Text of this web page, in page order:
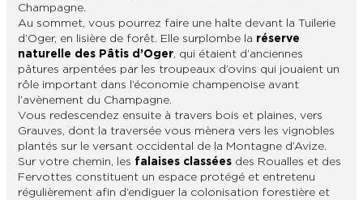
Champagne.
Au sommet, vous pourrez faire une halte devant la Tuilerie
d’Oger, en lisière de forêt. Elle surplombe la réserve
naturelle des Pâtis d’Oger, qui étaient d’anciennes
pâtures arpentées par les troupeaux d’ovins qui jouaient un
rôle important dans l’économie champenoise avant
l’avènement du Champagne.
Vous redescendez ensuite à travers bois et plaines, vers
Grauves, dont la traversée vous mènera vers les vignobles
plantés sur le versant occidental de la Montagne d’Avize.
Sur votre chemin, les falaises classées des Roualles et des
Fervottes constituent un espace protégé et entretenu
régulièrement afin d’endiguer la colonisation forestière et